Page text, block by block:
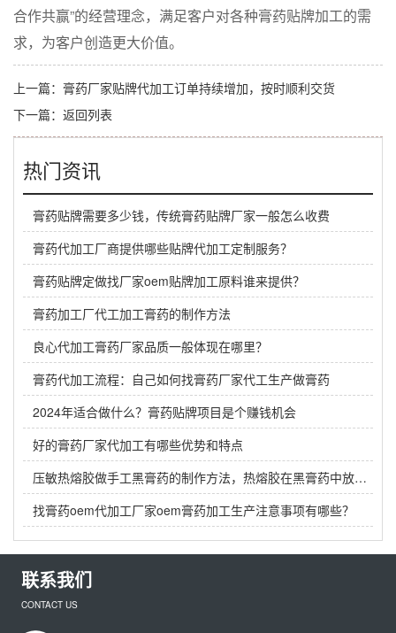
合作共赢”的经营理念，满足客户对各种膏药贴牌加工的需
求，为客户创造更大价值。
上一篇： 膏药厂家贴牌代加工订单持续增加，按时顺利交货
下一篇： 返回列表
热门资讯
膏药贴牌需要多少钱，传统膏药贴牌厂家一般怎么收费
膏药代加工厂商提供哪些贴牌代加工定制服务？
膏药贴牌定做找厂家oem贴牌加工原料谁来提供？
膏药加工厂代工加工膏药的制作方法
良心代加工膏药厂家品质一般体现在哪里？
膏药代加工流程：自己如何找膏药厂家代工生产做膏药
2024年适合做什么？膏药贴牌项目是个赚钱机会
好的膏药厂家代加工有哪些优势和特点
压敏热熔胶做手工黑膏药的制作方法，热熔胶在黑膏药中放多少？
找膏药oem代加工厂家oem膏药加工生产注意事项有哪些？
联系我们
CONTACT US